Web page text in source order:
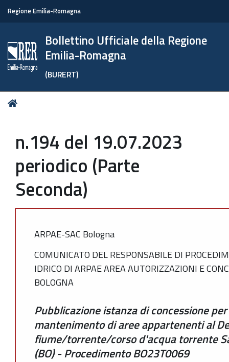
Regione Emilia-Romagna
Bollettino Ufficiale della Regione
Emilia-Romagna
(BURERT)
Tu
n.194 del 19.07.2023
periodico (Parte
Seconda)
ARPAE-SAC Bologna
COMUNICATO DEL RESPONSABILE DI
IDRICO DI ARPAE AREA AUTORIZZAZIONI E
BOLOGNA
Pubblicazione istanza di concessione
mantenimento di aree appartenenti al
fiume/torrente/corso d'acqua torrente
(BO) - Procedimento BO23T0069